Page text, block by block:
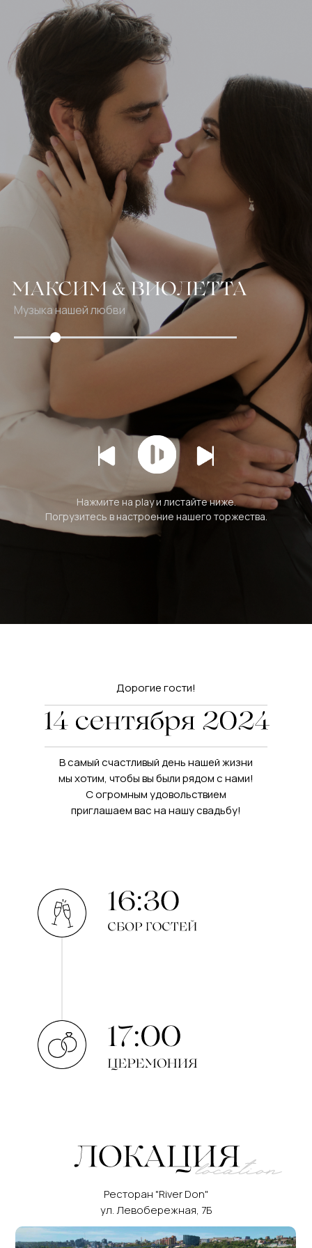
Музыка нашей любви
Нажмите на play и листайте ниже.
Погрузитесь в настроение нашего торжества.
В самый счастливый день нашей жизни
мы хотим, чтобы вы были рядом с нами!
С огромным удовольствием
приглашаем вас на нашу свадьбу!
Дорогие гости!
Ресторан "River Don"
ул. Левобережная, 7Б